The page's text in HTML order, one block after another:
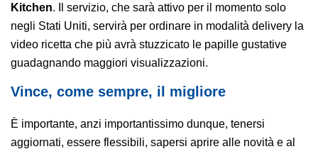
Kitchen. Il servizio, che sarà attivo per il momento solo
negli Stati Uniti, servirà per ordinare in modalità delivery la
video ricetta che più avrà stuzzicato le papille gustative
guadagnando maggiori visualizzazioni.
Vince, come sempre, il migliore
È importante, anzi importantissimo dunque, tenersi
aggiornati, essere flessibili, sapersi aprire alle novità e al